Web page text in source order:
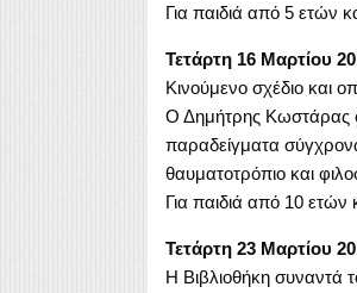
Για παιδιά από 5 ετών
Τετάρτη 16 Μαρτίου
Κινούμενο σχέδιο και
Ο Δημήτρης Κωστάρας
παραδείγματα
θαυματοτρόπιο και
Για παιδιά από 10 ετών
Τετάρτη 23 Μαρτίου
Η Βιβλιοθήκη συναντά